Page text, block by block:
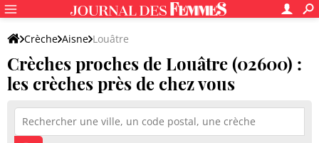
Crèche Aisne Louâtre
Crèches proches de Louâtre (02600) :
les crèches près de chez vous